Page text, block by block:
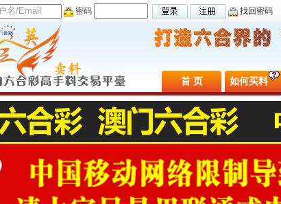
密码 找回密码
首 页 如何买料